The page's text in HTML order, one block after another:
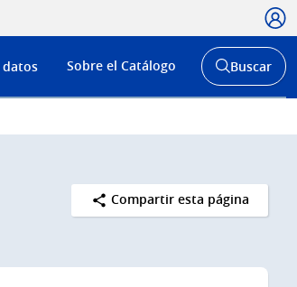
Menú
de
datos Sobre el Catálogo
Abrir
buscador
Buscar
Compartir esta página